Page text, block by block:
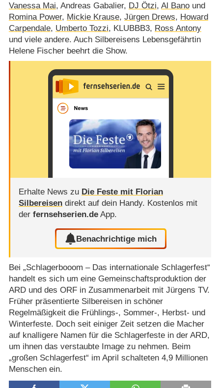
Vanessa Mai, Andreas Gabalier, DJ Ötzi, Al Banound
Romina Power, Mickie Krause, Jürgen Drews, Howard
Carpendale, Umberto Tozzi, KLUBBB3, Ross Antony
und viele andere. Auch Silbereisens Lebensgefährtin
Helene Fischer beehrt die Show.
Erhalte News zu Die Feste mit Florian
Silbereisendirekt auf dein Handy. Kostenlos mit
der fernsehserien.deApp.
Benachrichtige mich
Bei „Schlagerbooom – Das internationale Schlagerfest“
handelt es sich um eine Gemeinschaftsproduktion der
ARD und des ORF in Zusammenarbeit mit Jürgens TV.
Früher präsentierte Silbereisen in schöner
Regelmäßigkeit die Frühlings-, Sommer-, Herbst- und
Winterfeste. Doch seit einiger Zeit setzen die Macher
auf knalligere Namen für die Schlagerfeste in der ARD,
um ihnen das verstaubte Image zu nehmen. Beim
„großen Schlagerfest“ im April schalteten 4,9 Millionen
Menschen ein.